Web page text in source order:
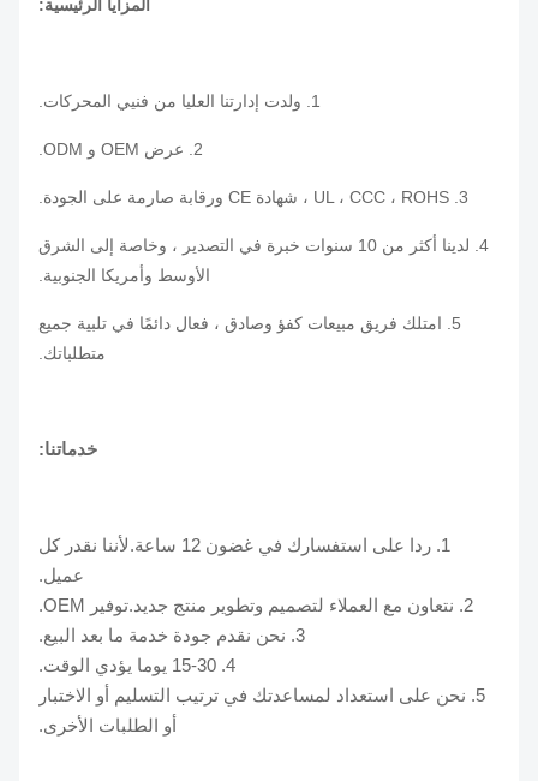
المزايا الرئيسية:
4. لدينا أكثر من 10 سنوات خبرة في التصدير ، وخاصة إلى الشرق
الأوسط وأمريكا الجنوبية.
5. امتلك فريق مبيعات كفؤ وصادق ، فعال دائمًا في تلبية جميع
متطلباتك.
خدماتنا:
1. ردا على استفسارك في غضون 12 ساعة.لأننا نقدر كل
عميل.
5. نحن على استعداد لمساعدتك في ترتيب التسليم أو الاختبار
أو الطلبات الأخرى.